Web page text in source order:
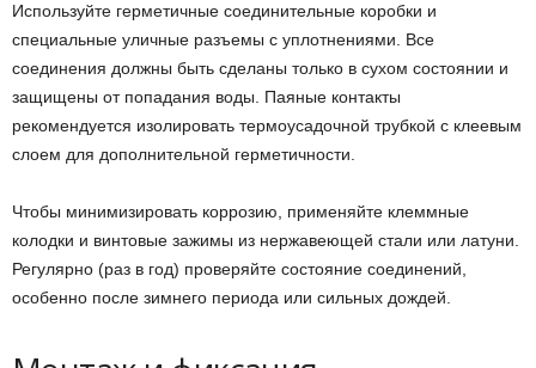
Используйте герметичные соединительные коробки и
специальные уличные разъемы с уплотнениями. Все
соединения должны быть сделаны только в сухом состоянии и
защищены от попадания воды. Паяные контакты
рекомендуется изолировать термоусадочной трубкой с клеевым
слоем для дополнительной герметичности.
Чтобы минимизировать коррозию, применяйте клеммные
колодки и винтовые зажимы из нержавеющей стали или латуни.
Регулярно (раз в год) проверяйте состояние соединений,
особенно после зимнего периода или сильных дождей.